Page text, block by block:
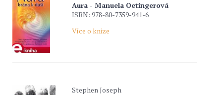
Aura - Manuela Oetingerová
ISBN: 978-80-7359-941-6
Více o knize
Stephen Joseph